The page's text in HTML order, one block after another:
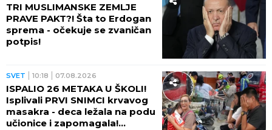
TRI MUSLIMANSKE ZEMLJE
PRAVE PAKT?! Šta to Erdogan
sprema - očekuje se zvaničan
potpis!
SVET 10:18 07.08.2026
ISPALIO 26 METAKA U ŠKOLI!
Isplivali PRVI SNIMCI krvavog
masakra - deca ležala na podu
učionice i zapomagala!